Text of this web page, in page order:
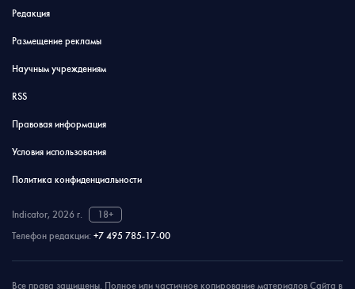
Редакция
Размещение рекламы
Научным учреждениям
RSS
Правовая информация
Условия использования
Политика конфиденциальности
Indicator, 2026 г.
18+
Телефон редакции: +7 495 785-17-00
Все права защищены. Полное или частичное копирование материалов Сайта в